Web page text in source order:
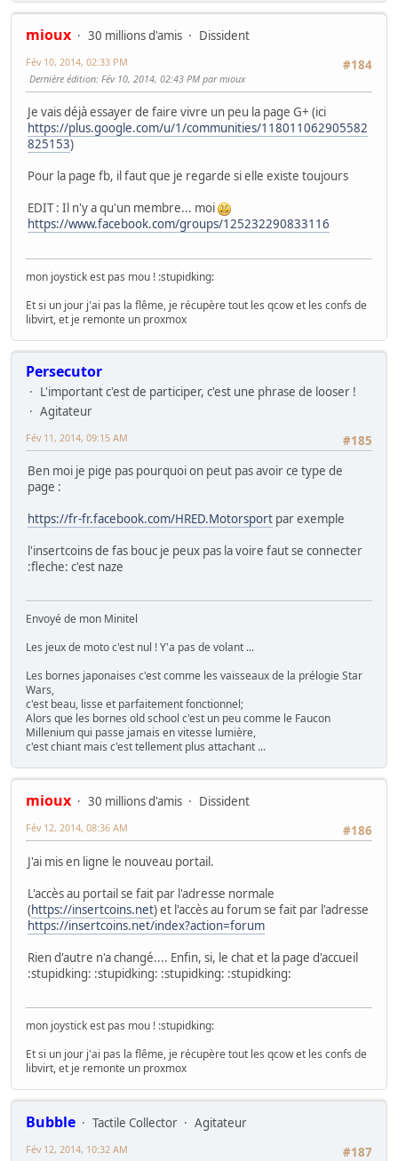
mioux 30 millions d'amis
Dissident
#184
Fév 10, 2014, 02:33 PM
Dernière édition: Fév 10, 2014, 02:43 PM par mioux
Je vais déjà essayer de faire vivre un peu la page G+ (ici
https://plus.google.com/u/1/communities/118011062905582
825153)
Pour la page fb, il faut que je regarde si elle existe toujours
EDIT : Il n'y a qu'un membre... moi
https://www.facebook.com/groups/125232290833116
mon joystick est pas mou ! :stupidking:
Et si un jour j'ai pas la flême, je récupère tout les qcow et les confs de
libvirt, et je remonte un proxmox
Persecutor
L'important c'est de participer, c'est une phrase de looser !
Agitateur
#185
Fév 11, 2014, 09:15 AM
Ben moi je pige pas pourquoi on peut pas avoir ce type de
page :
https://fr-fr.facebook.com/HRED.Motorsport par exemple
l'insertcoins de fas bouc je peux pas la voire faut se connecter
:fleche: c'est naze
Envoyé de mon Minitel
Les jeux de moto c'est nul ! Y'a pas de volant ...
Les bornes japonaises c'est comme les vaisseaux de la prélogie Star
Wars,
c'est beau, lisse et parfaitement fonctionnel;
Alors que les bornes old school c'est un peu comme le Faucon
Millenium qui passe jamais en vitesse lumière,
c'est chiant mais c'est tellement plus attachant ...
mioux 30 millions d'amis
Dissident
#186
Fév 12, 2014, 08:36 AM
J'ai mis en ligne le nouveau portail.
L'accès au portail se fait par l'adresse normale
(https://insertcoins.net) et l'accès au forum se fait par l'adresse
https://insertcoins.net/index?action=forum
Rien d'autre n'a changé.... Enfin, si, le chat et la page d'accueil
:stupidking: :stupidking: :stupidking: :stupidking:
mon joystick est pas mou ! :stupidking:
Et si un jour j'ai pas la flême, je récupère tout les qcow et les confs de
libvirt, et je remonte un proxmox
Bubble Tactile Collector
Agitateur
#187
Fév 12, 2014, 10:32 AM